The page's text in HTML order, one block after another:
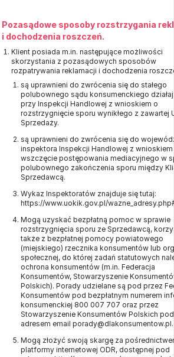
Pozasądowe sposoby rozstrzygania
i dochodzenia roszczeń.
Klient posiada m.in. następujące możliwości
skorzystania z pozasądowych sposobów
rozpatrywania reklamacji i dochodzenia
są uprawnieni do zwrócenia się do stałego
polubownego sądu konsumenckiego
przy Inspekcji Handlowej z wnioskiem o
rozstrzygnięcie sporu wynikłego z zawartej
Sprzedaży.
są uprawnieni do zwrócenia się do
inspektora Inspekcji Handlowej z
wszczęcie postępowania mediacyjnego w
polubownego zakończenia sporu między
Sprzedawcą.
Wykaz Inspektoratów znajduje się tutaj:
https://www.uokik.gov.pl/
Mogą uzyskać bezpłatną pomoc w sprawie
rozstrzygnięcia sporu ze Sprzedawcą,
także z bezpłatnej pomocy powiatowego
(miejskiego) rzecznika konsumentów lub
społecznej, do której zadań statutowych
ochrona konsumentów (m.in. Federacja
Konsumentów, Stowarzyszenie
Polskich). Porady udzielane są pod przez
Konsumentów pod bezpłatnym numerem
konsumenckiej 800 007 707 oraz przez
Stowarzyszenie Konsumentów Polskich pod
adresem email porady@dlakonsumentow.pl.
Mogą złożyć swoją skargę za
platformy internetowej ODR, dostępnej pod